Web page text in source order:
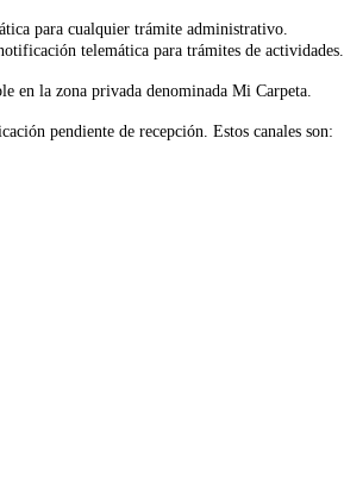
para cualquier trámite administrativo.
telemática para trámites de actividades.
en la zona privada denominada Mi Carpeta.
pendiente de recepción. Estos canales son: